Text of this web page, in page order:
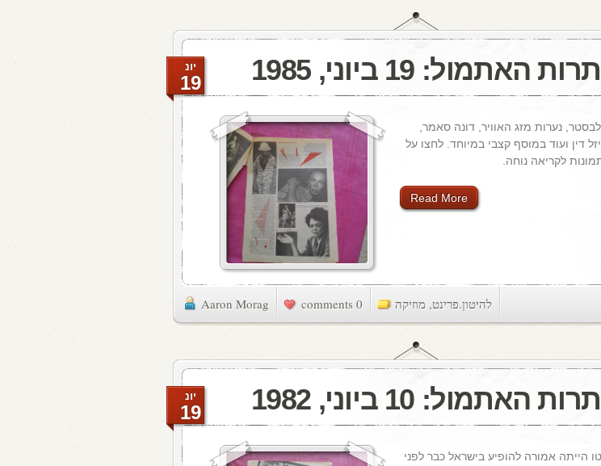
האתמול: 19 ביוני, 1985 יונ
19
נערות מזג האוויר, דונה סאמר,
דין ועוד במוסף קצבי במיוחד. לחצו על
לקריאה נוחה.
Read More
Aaron Morag 0 comments להיטון.פרינט, מוזיקה
האתמול: 10 ביוני, 1982 יונ
19
הייתה אמורה להופיע בישראל כבר לפני